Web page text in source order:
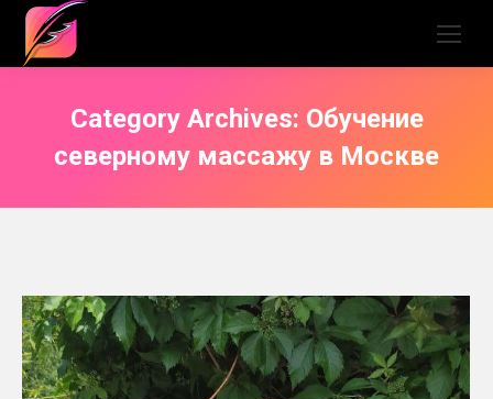
Category Archives: Обучение
северному массажу в Москве